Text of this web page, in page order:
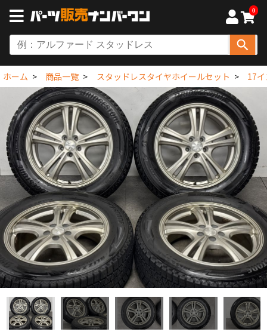
0
ホーム 商品一覧 スタッドレスタイヤホイールセット 17